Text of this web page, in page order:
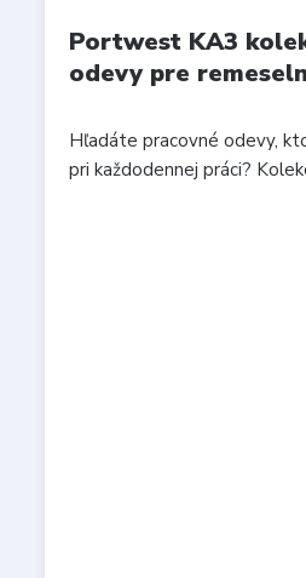
Portwest KA3
odevy pre
Hľadáte pracovné odevy,
pri každodennej práci?